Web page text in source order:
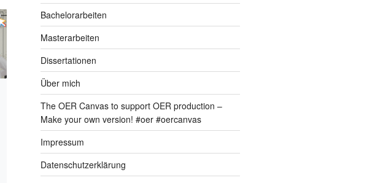
Bachelorarbeiten
Masterarbeiten
Dissertationen
Über mich
The OER Canvas to support OER production –
Make your own version! #oer #oercanvas
Impressum
Datenschutzerklärung